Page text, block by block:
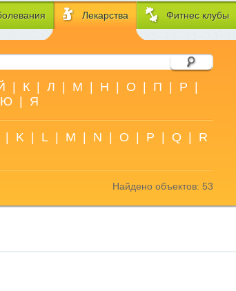
Лекарства Фитнес клубы
К Л М Н О П Р
Ю Я
K L M N O P Q
R
Найдено объектов: 53